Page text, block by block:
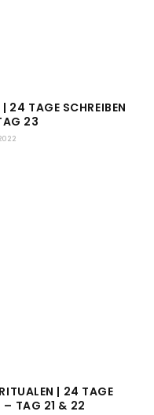
| 24 TAGE SCHREIBEN
23
| 24 TAGE
– TAG 21 & 22